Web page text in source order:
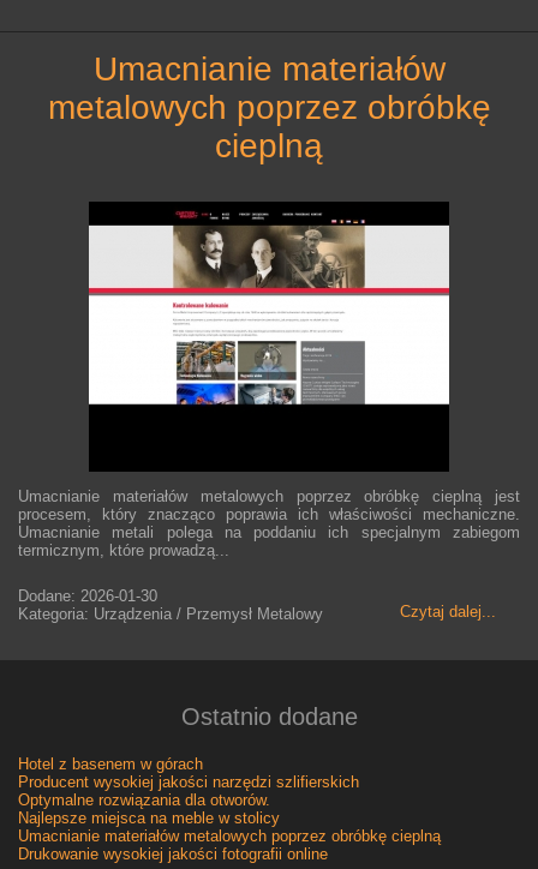
umacnianie materiałów
metalowych poprzez obróbkę
cieplną
Umacnianie materiałów metalowych poprzez obróbkę cieplną jest
procesem, który znacząco poprawia ich właściwości mechaniczne.
Umacnianie metali polega na poddaniu ich specjalnym zabiegom
termicznym, które prowadzą...
Czytaj dalej...
Dodane: 2026-01-30
Kategoria: Urządzenia / Przemysł Metalowy
Ostatnio dodane
Hotel z basenem w górach
Producent wysokiej jakości narzędzi szlifierskich
Optymalne rozwiązania dla otworów.
Najlepsze miejsca na meble w stolicy
Umacnianie materiałów metalowych poprzez obróbkę cieplną
Drukowanie wysokiej jakości fotografii online